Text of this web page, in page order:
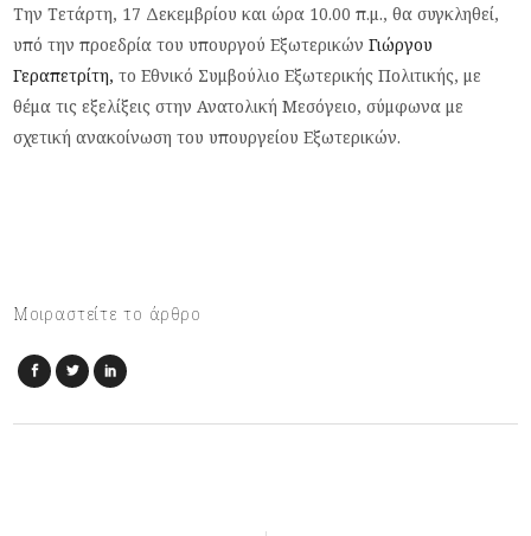
Την Τετάρτη, 17 Δεκεμβρίου και ώρα 10.00 π.μ., θα συγκληθεί,
υπό την προεδρία του υπουργού ΕξωτερικώνΓιώργου
Γεραπετρίτη, το Εθνικό Συμβούλιο Εξωτερικής Πολιτικής, με
θέμα τις εξελίξεις στην Ανατολική Μεσόγειο, σύμφωνα με
σχετική ανακοίνωση του υπουργείου Εξωτερικών.
Μοιραστείτε το άρθρο